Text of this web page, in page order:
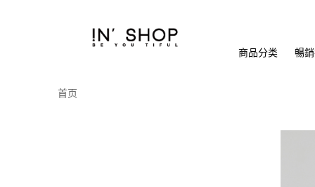
商品分类 暢
首页